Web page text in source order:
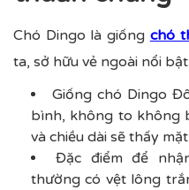
Chó Dingo là giống chó
ta, sở hữu vẻ ngoài nổi
Giống chó Dingo
bình, không to không
và chiều dài sẽ thấy
Đặc điểm để
thường có vệt lông